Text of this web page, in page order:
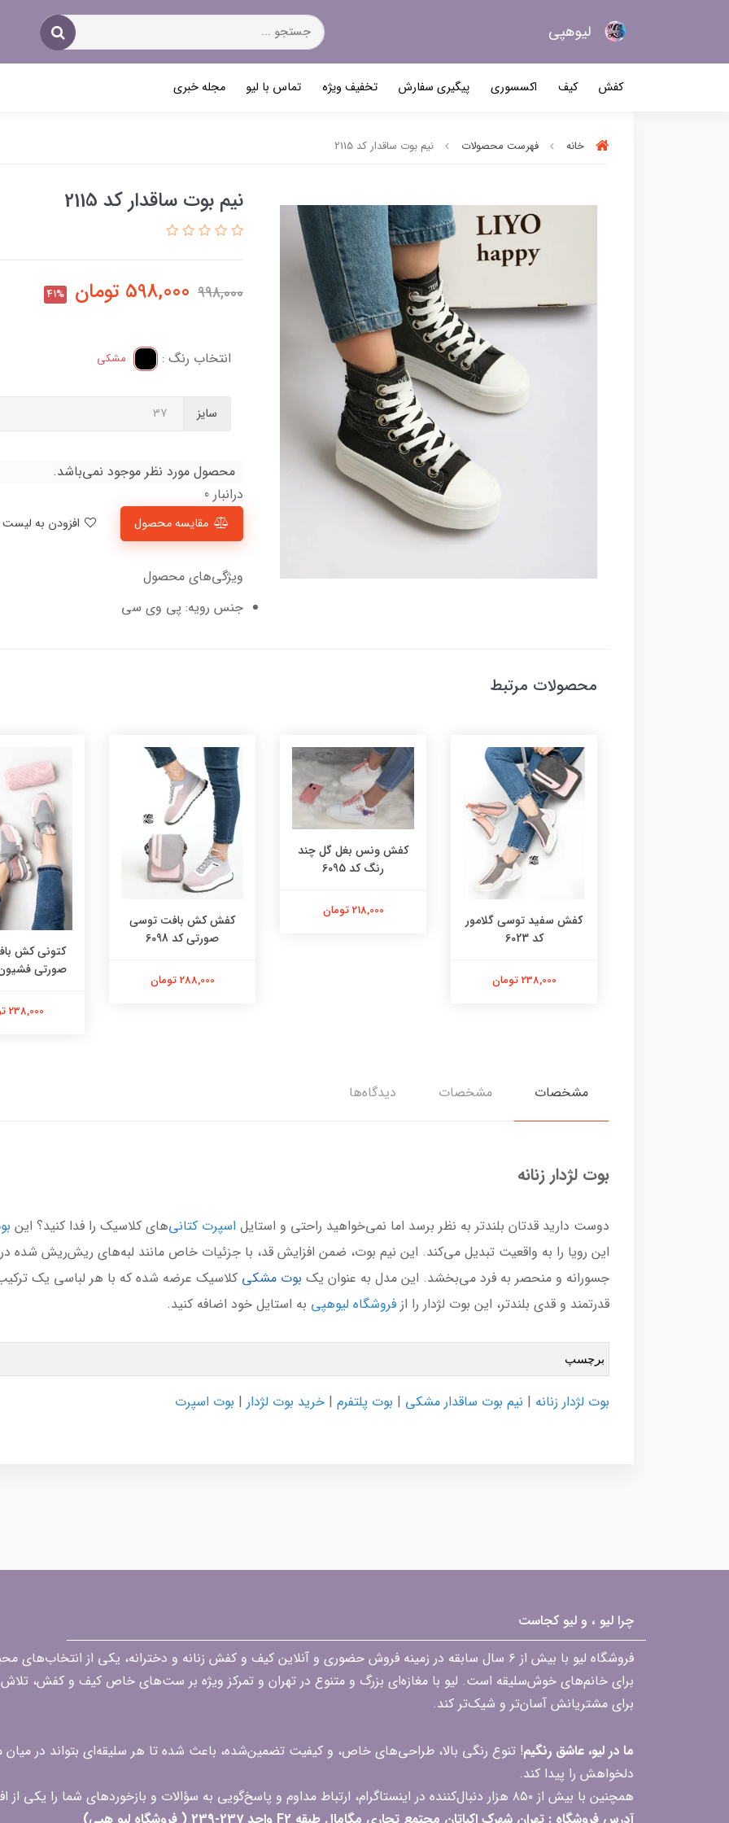
لیو‌هپی
کفش کیف اکسسوری پیگیری سفارش تخفیف ویژه تماس با لیو مجله خبری
خانه فهرست محصولات نیم بوت ساقدار کد 2115
نیم بوت ساقدار کد 2115
998,000
598,000 تومان 41%
انتخاب رنگ : مشکی
سایز
محصول مورد نظر موجود نمی‌باشد.
درانبار 0
مقایسه محصول
ویژگی‌های محصول
جنس رویه: پی وی سی
محصولات مرتبط
کفش سفید توسی گلامور
کد 6023
238,000 تومان
کفش ونس بغل گل چند
رنگ کد 6095
218,000 تومان
کفش کش بافت توسی
صورتی کد 6098
288,000 تومان
کتونی کش
صورتی فشیون کد
238,000 تومان
مشخصات مشخصات دیدگاه‌ها
بوت لژدار زنانه
دوست دارید قدتان بلندتر به نظر برسد اما نمی‌خواهید راحتی و استایل اسپرت کتانی‌های کلاسیک را فدا کنید؟ این
این رویا را به واقعیت تبدیل می‌کند. این نیم بوت، ضمن افزایش قد، با جزئیات خاص مانند لبه‌های ریش‌ریش شده
جسورانه و منحصر به فرد می‌بخشد. این مدل به عنوان یک بوت مشکی کلاسیک عرضه شده که با هر لباسی یک
قدرتمند و قدی بلندتر، این بوت لژدار را از فروشگاه لیوهپی به استایل خود اضافه کنید.
برچسپ
بوت لژدار زنانه | نیم بوت ساقدار مشکی | بوت پلتفرم | خرید بوت لژدار | بوت اسپرت
چرا لیو ، و لیو کجاست
فروشگاه لیو با بیش از ۶ سال سابقه در زمینه فروش حضوری و آنلاین کیف و کفش زنانه و دخترانه، یکی از
برای خانم‌های خوش‌سلیقه است. لیو با مغازه‌ای بزرگ و متنوع در تهران و تمرکز ویژه بر ست‌های خاص کیف و کفش، تلاش
برای مشتریانش آسان‌تر و شیک‌تر کند.
ما در لیو، عاشق رنگیم! تنوع رنگی بالا، طراحی‌های خاص، و کیفیت تضمین‌شده، باعث شده تا هر سلیقه‌ای بتواند در
دلخواهش را پیدا کند.
همچنین با بیش از ۸۵۰ هزار دنبال‌کننده در اینستاگرام، ارتباط مداوم و پاسخ‌گویی به سؤالات و بازخوردهای شما را یکی از افتخارات‌مان می‌دانیم